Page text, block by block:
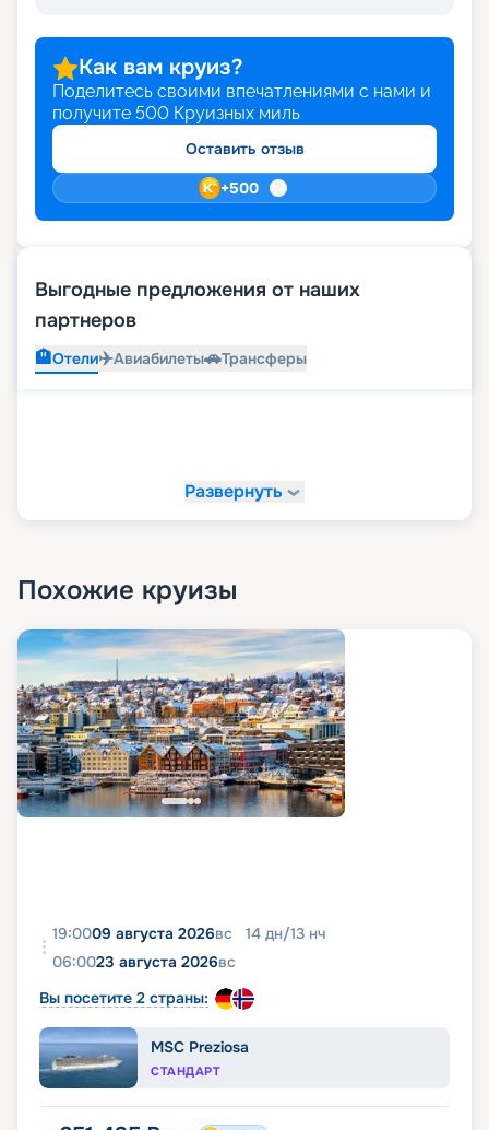
Как вам круиз?
Поделитесь своими впечатлениями с нами и
получите 500 Круизных миль
Оставить отзыв
+500
Выгодные предложения от наших
партнеров
🏨Отели✈️Авиабилеты🚗Трансферы
Развернуть
Похожие круизы
19:0009 августа 2026вс 14 дн/13 нч
06:0023 августа 2026вс
Вы посетите 2 страны:
MSC Preziosa
СТАНДАРТ